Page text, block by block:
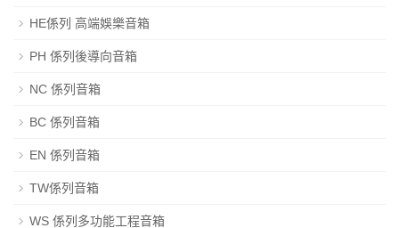
HE係列 高端娛樂音箱
PH 係列後導向音箱
NC 係列音箱
BC 係列音箱
EN 係列音箱
TW係列音箱
WS 係列多功能工程音箱